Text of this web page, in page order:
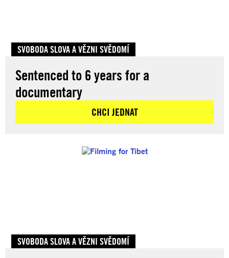
SVOBODA SLOVA A VĚZNI SVĚDOMÍ
Sentenced to 6 years for a
documentary
CHCI JEDNAT
SVOBODA SLOVA A VĚZNI SVĚDOMÍ